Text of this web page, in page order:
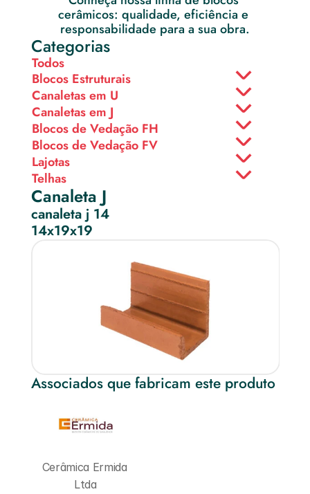
cerâmicos: qualidade, eficiência e
responsabilidade para a sua obra.
Categorias
Todos
Blocos Estruturais
Canaletas em U
Canaletas em J
Blocos de Vedação FH
Blocos de Vedação FV
Lajotas
Telhas
Canaleta J
canaleta j 14
14x19x19
Associados que fabricam este produto
Cerâmica Ermida
Ltda